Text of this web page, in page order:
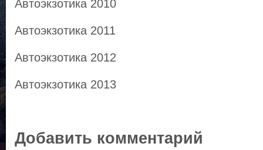
Автоэкзотика 2010
Автоэкзотика 2011
Автоэкзотика 2012
Автоэкзотика 2013
Добавить комментарий